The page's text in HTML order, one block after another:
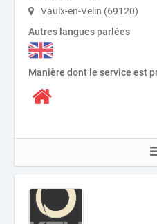
Vaulx-en-Velin (69120)
Autres langues parlées
Manière dont le service est